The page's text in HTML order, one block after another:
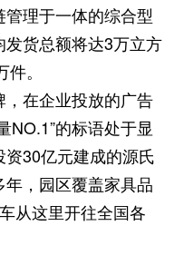
理于一体的综合型
货总额将达3万立方
。
在企业投放的广告
NO.1”的标语处于显
30亿元建成的源氏
，园区覆盖家具品
从这里开往全国各